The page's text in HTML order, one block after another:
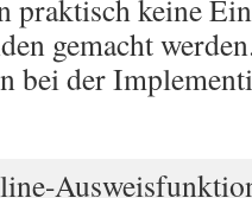
praktisch keine
gemacht
bei der